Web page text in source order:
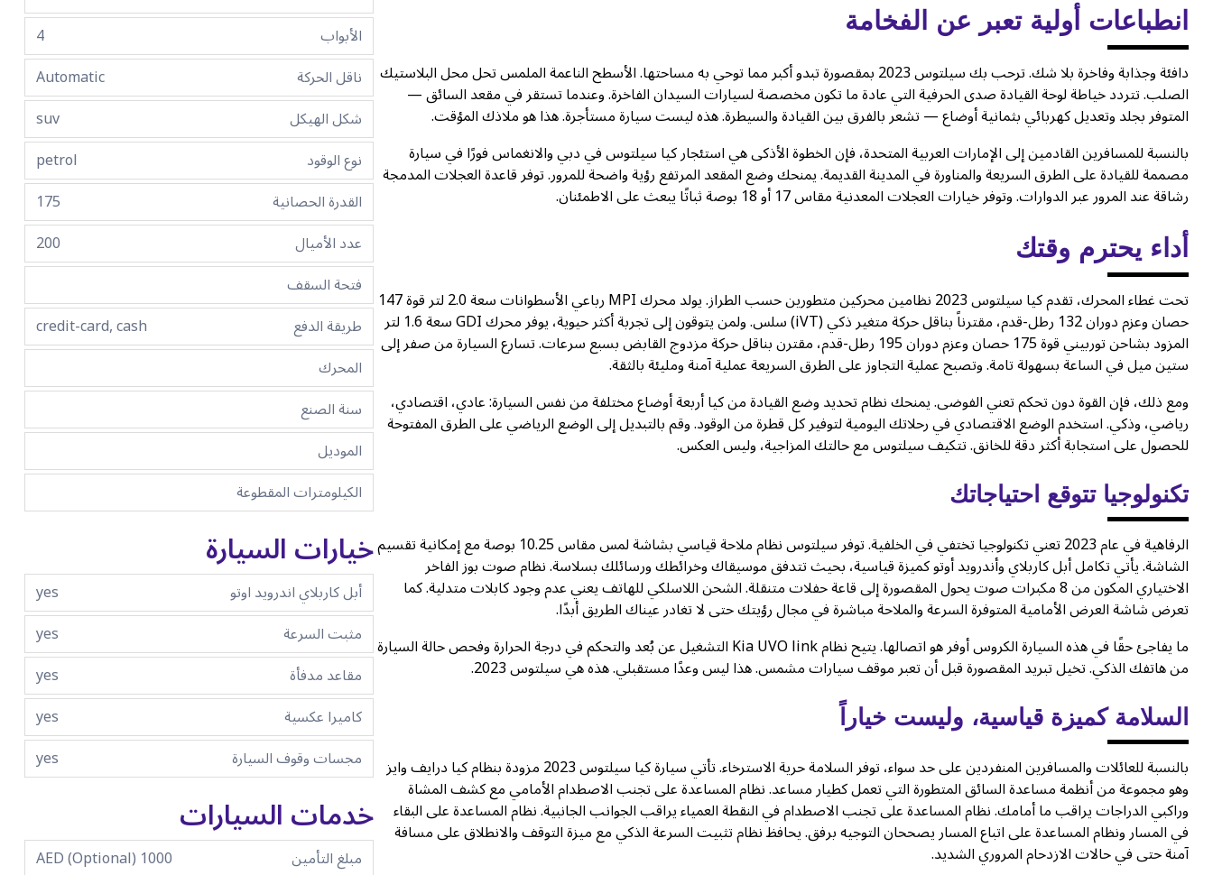
انطباعات أولية تعبر عن الفخامة
دافئة وجذابة وفاخرة بلا شك. ترحب بك سيلتوس 2023 بمقصورة تبدو أكبر مما توحي به مساحتها. الأسطح الناعمة الملمس تحل محل البلاستيك
الصلب. تتردد خياطة لوحة القيادة صدى الحرفية التي عادة ما تكون مخصصة لسيارات السيدان الفاخرة. وعندما تستقر في مقعد السائق —
المتوفر بجلد وتعديل كهربائي بثمانية أوضاع — تشعر بالفرق بين القيادة والسيطرة. هذه ليست سيارة مستأجرة. هذا هو ملاذك المؤقت.
بالنسبة للمسافرين القادمين إلى الإمارات العربية المتحدة، فإن الخطوة الأذكى هي استئجار كيا سيلتوس في دبي والانغماس فورًا في سيارة
مصممة للقيادة على الطرق السريعة والمناورة في المدينة القديمة. يمنحك وضع المقعد المرتفع رؤية واضحة للمرور. توفر قاعدة العجلات المدمجة
رشاقة عند المرور عبر الدوارات. وتوفر خيارات العجلات المعدنية مقاس 17 أو 18 بوصة ثباتًا يبعث على الاطمئنان.
أداء يحترم وقتك
تحت غطاء المحرك، تقدم كيا سيلتوس 2023 نظامين محركين متطورين حسب الطراز. يولد محرك MPI رباعي الأسطوانات سعة 2.0 لتر قوة 147
حصان وعزم دوران 132 رطل-قدم، مقترناً بناقل حركة متغير ذكي (iVT) سلس. ولمن يتوقون إلى تجربة أكثر حيوية، يوفر محرك GDI سعة 1.6 لتر
المزود بشاحن توربيني قوة 175 حصان وعزم دوران 195 رطل-قدم، مقترن بناقل حركة مزدوج القابض بسبع سرعات. تسارع السيارة من صفر إلى
ستين ميل في الساعة بسهولة تامة. وتصبح عملية التجاوز على الطرق السريعة عملية آمنة ومليئة بالثقة.
ومع ذلك، فإن القوة دون تحكم تعني الفوضى. يمنحك نظام تحديد وضع القيادة من كيا أربعة أوضاع مختلفة من نفس السيارة: عادي، اقتصادي،
رياضي، وذكي. استخدم الوضع الاقتصادي في رحلاتك اليومية لتوفير كل قطرة من الوقود. وقم بالتبديل إلى الوضع الرياضي على الطرق المفتوحة
للحصول على استجابة أكثر دقة للخانق. تتكيف سيلتوس مع حالتك المزاجية، وليس العكس.
تكنولوجيا تتوقع احتياجاتك
الرفاهية في عام 2023 تعني تكنولوجيا تختفي في الخلفية. توفر سيلتوس نظام ملاحة قياسي بشاشة لمس مقاس 10.25 بوصة مع إمكانية تقسيم
الشاشة. يأتي تكامل أبل كاربلاي وأندرويد أوتو كميزة قياسية، بحيث تتدفق موسيقاك وخرائطك ورسائلك بسلاسة. نظام صوت بوز الفاخر
الاختياري المكون من 8 مكبرات صوت يحول المقصورة إلى قاعة حفلات متنقلة. الشحن اللاسلكي للهاتف يعني عدم وجود كابلات متدلية. كما
تعرض شاشة العرض الأمامية المتوفرة السرعة والملاحة مباشرة في مجال رؤيتك حتى لا تغادر عيناك الطريق أبدًا.
ما يفاجئ حقًا في هذه السيارة الكروس أوفر هو اتصالها. يتيح نظام Kia UVO link التشغيل عن بُعد والتحكم في درجة الحرارة وفحص حالة السيارة
من هاتفك الذكي. تخيل تبريد المقصورة قبل أن تعبر موقف سيارات مشمس. هذا ليس وعدًا مستقبلي. هذه هي سيلتوس 2023.
السلامة كميزة قياسية، وليست خياراً
بالنسبة للعائلات والمسافرين المنفردين على حد سواء، توفر السلامة حرية الاسترخاء. تأتي سيارة كيا سيلتوس 2023 مزودة بنظام كيا درايف وايز
وهو مجموعة من أنظمة مساعدة السائق المتطورة التي تعمل كطيار مساعد. نظام المساعدة على تجنب الاصطدام الأمامي مع كشف المشاة
وراكبي الدراجات يراقب ما أمامك. نظام المساعدة على تجنب الاصطدام في النقطة العمياء يراقب الجوانب الجانبية. نظام المساعدة على البقاء
في المسار ونظام المساعدة على اتباع المسار يصححان التوجيه برفق. يحافظ نظام تثبيت السرعة الذكي مع ميزة التوقف والانطلاق على مسافة
آمنة حتى في حالات الازدحام المروري الشديد.
الأبواب
4
ناقل الحركة
Automatic
شكل الهيكل
suv
نوع الوقود
petrol
القدرة الحصانية
175
عدد الأميال
200
فتحة السقف
طريقة الدفع
credit-card, cash
المحرك
سنة الصنع
الموديل
الكيلومترات المقطوعة
خيارات السيارة
أبل كاربلاي اندرويد اوتو
yes
مثبت السرعة
yes
مقاعد مدفأة
yes
كاميرا عكسية
yes
مجسات وقوف السيارة
yes
خدمات السيارات
مبلغ التأمين
1000 AED (Optional)